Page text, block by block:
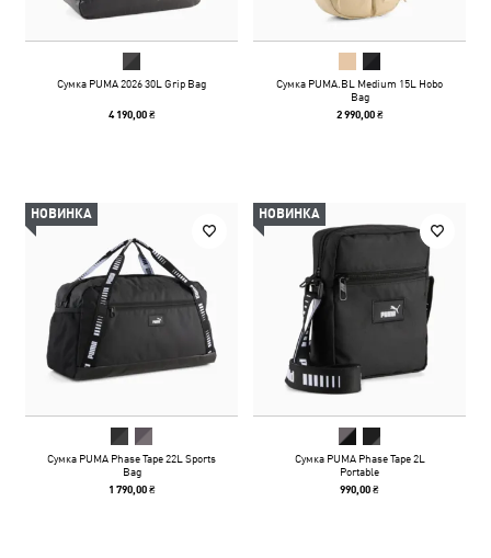
Сумка PUMA 2026 30L Grip Bag
4 190,00 ₴
Сумка PUMA.BL Medium 15L Hobo
Bag
2 990,00 ₴
НОВИНКА
Сумка PUMA Phase Tape 22L Sports
Bag
1 790,00 ₴
НОВИНКА
Сумка PUMA Phase Tape 2L
Portable
990,00 ₴